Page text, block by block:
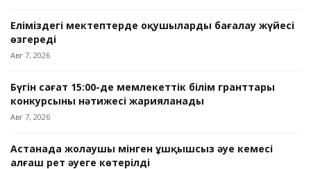
Еліміздегі мектептерде оқушыларды бағалау жүйесі
өзгереді
Авг 7, 2026
Бүгін сағат 15:00-де мемлекеттік білім гранттары
конкурсының нәтижесі жарияланады
Авг 7, 2026
Астанада жолаушы мінген ұшқышсыз әуе кемесі
алғаш рет әуеге көтерілді